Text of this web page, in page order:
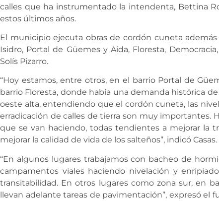
calles que ha instrumentado la intendenta, Bettina
estos últimos años.
El municipio ejecuta obras de cordón cuneta además
Isidro, Portal de Güemes y Aida, Floresta,
Solís Pizarro.
“Hoy estamos, entre otros, en el barrio Portal de
barrio Floresta, donde había una demanda histórica
oeste alta, entendiendo que el cordón cuneta, las
erradicación de calles de tierra son muy importantes.
que se van haciendo, todas tendientes a mejorar la
mejorar la calidad de vida de los salteños”, indicó Casas.
“En algunos lugares trabajamos con bacheo de
campamentos viales haciendo nivelación y
transitabilidad. En otros lugares como zona sur, en
llevan adelante tareas de pavimentación”, expresó el